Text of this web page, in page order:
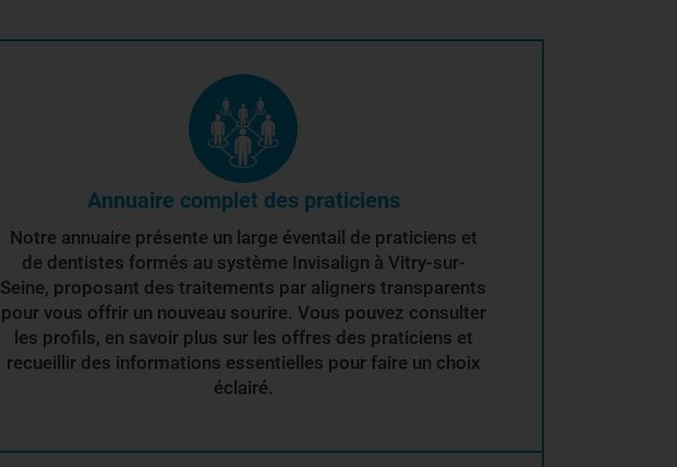
Annuaire complet des praticiens
Notre annuaire présente un large éventail de praticiens et
de dentistes formés au système Invisalign à Vitry-sur-
Seine, proposant des traitements par aligners transparents
pour vous offrir un nouveau sourire. Vous pouvez consulter
les profils, en savoir plus sur les offres des praticiens et
recueillir des informations essentielles pour faire un choix
éclairé.